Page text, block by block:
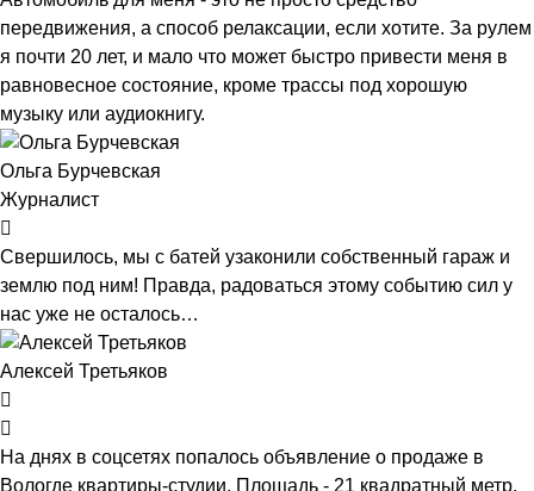
передвижения, а способ релаксации, если хотите. За рулем
я почти 20 лет, и мало что может быстро привести меня в
равновесное состояние, кроме трассы под хорошую
музыку или аудиокнигу.
Ольга Бурчевская
Журналист
Свершилось, мы с батей узаконили собственный гараж и
землю под ним! Правда, радоваться этому событию сил у
нас уже не осталось…
Алексей Третьяков
На днях в соцсетях попалось объявление о продаже в
Вологде квартиры-студии. Площадь - 21 квадратный метр.